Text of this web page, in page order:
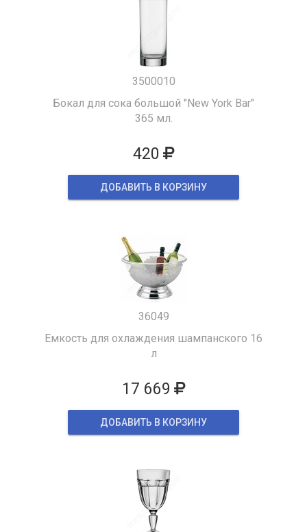
3500010
Бокал для сока большой "New York Bar"
365 мл.
420
ДОБАВИТЬ В КОРЗИНУ
36049
Емкость для охлаждения шампанского 16
л
17 669
ДОБАВИТЬ В КОРЗИНУ